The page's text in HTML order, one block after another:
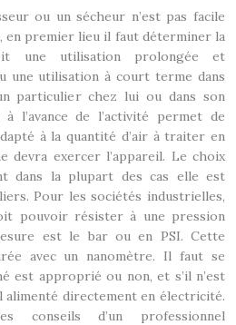
ou un sécheur n’est pas facile
en premier lieu il faut déterminer la
une utilisation prolongée et
une utilisation à court terme dans
particulier chez lui ou dans son
l’avance de l’activité permet de
à la quantité d’air à traiter en
devra exercer l’appareil. Le choix
dans la plupart des cas elle est
Pour les sociétés industrielles,
pouvoir résister à une pression
est le bar ou en PSI. Cette
avec un nanomètre. Il faut se
est approprié ou non, et s’il n’est
alimenté directement en électricité.
conseils d’un professionnel